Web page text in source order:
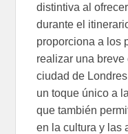
distintiva al
durante el
proporciona a los
realizar una
ciudad de
un toque único a
que también
en la cultura y las